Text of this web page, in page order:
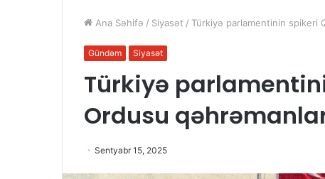
Ana Səhifə / Siyasət / Türkiyə parlamentinin spikeri
Gündəm Siyasət
Türkiyə
Ordusu
Sentyabr 15, 2025